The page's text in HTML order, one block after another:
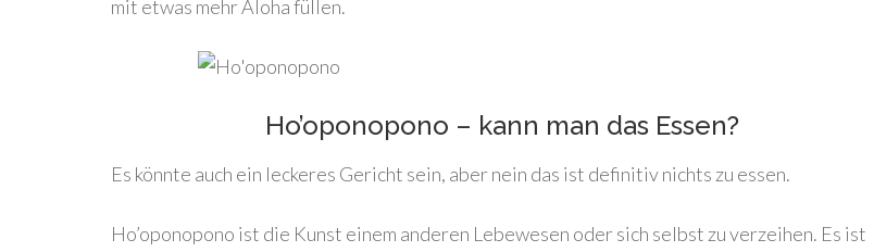
mit etwas mehr Aloha füllen.
Ho’oponopono – kann man das Essen?
Es könnte auch ein leckeres Gericht sein, aber nein das ist definitiv nichts zu essen.
Ho’oponopono ist die Kunst einem anderen Lebewesen oder sich selbst zu verzeihen. Es ist